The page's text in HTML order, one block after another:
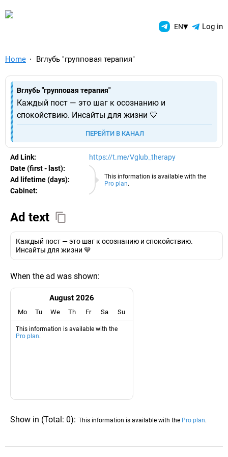
TelegramAds.com — EN▾ Log in
Home Вглубь "групповая терапия"
Вглубь "групповая терапия"
Каждый пост — это шаг к осознанию и
спокойствию. Инсайты для жизни 💙
ПЕРЕЙТИ В КАНАЛ
Ad Link: https://t.me/Vglub_therapy
This information is available with the
Pro plan.
Date (first - last):
06.08.2026
Ad lifetime (days):
Cabinet:
EURO
Ad text
Каждый пост — это шаг к осознанию и спокойствию.
Инсайты для жизни 💙
When the ad was shown:
August 2026
Mo Tu We Th Fr Sa Su
This information is available with the
Pro plan.
Show in (Total: 0): This information is available with the Pro plan.